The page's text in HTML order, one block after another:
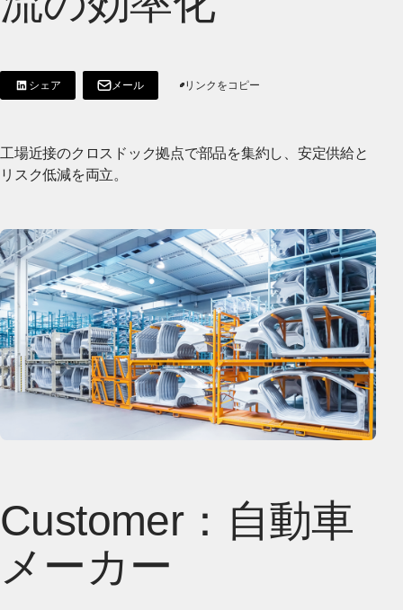
シェア
[Share on LinkedIn]
[別ウィンドウで開く]
メール リンクをコピー
工場近接のクロスドック拠点で部品を集約し、安定供給と
リスク低減を両立。
Customer：自動車
メーカー